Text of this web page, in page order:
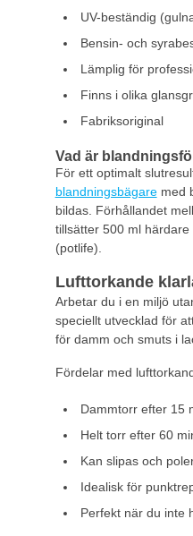
UV-beständig
Bensin- och
Lämplig för
Finns i olika
Fabriksoriginal
Vad är
För ett optimalt
blandningsbägaremed
bildas. Förhållandet
tillsätter 500 ml
(potlife).
Lufttorkande
Arbetar du i en miljö
speciellt utvecklad för
för damm och smuts i
Fördelar med
Dammtorr efter 15
Helt torr efter 60
Kan slipas och
Idealisk för
Perfekt när du inte